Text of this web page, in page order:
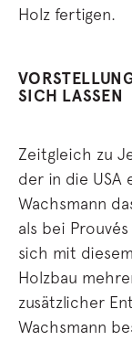
Holz fertigen.
SICH LASSEN
Zeitgleich zu
der in die USA
Wachsmann
als bei
sich mit
Holzbau
zusätzlicher
Wachsmann